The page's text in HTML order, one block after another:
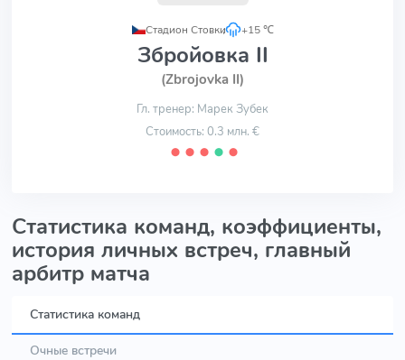
Стадион Стовки
, +15 ℃
Збройовка II
(Zbrojovka II)
Гл. тренер: Марек Зубек
Стоимость: 0.3 млн. €
⬤ ⬤ ⬤ ⬤ ⬤
Статистика команд, коэффициенты,
история личных встреч, главный
арбитр матча
Статистика команд
Очные встречи